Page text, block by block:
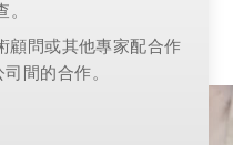
顧問或其他專家配合作
間的合作。